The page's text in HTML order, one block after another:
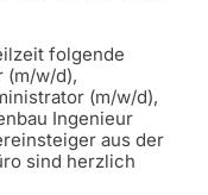
folgende
(m/w/d),
(m/w/d),
Ingenieur
aus der
sind herzlich